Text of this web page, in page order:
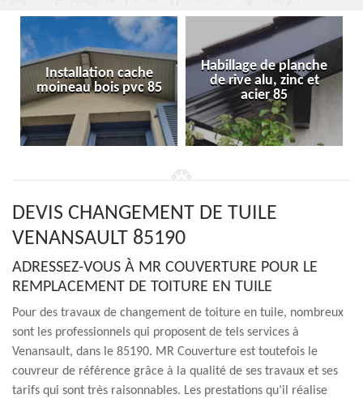
Installation cache
moineau bois pvc 85
Habillage de planche
de rive alu, zinc et
acier 85
DEVIS CHANGEMENT DE TUILE
VENANSAULT 85190
ADRESSEZ-VOUS À MR COUVERTURE POUR LE
REMPLACEMENT DE TOITURE EN TUILE
Pour des travaux de changement de toiture en tuile, nombreux
sont les professionnels qui proposent de tels services à
Venansault, dans le 85190. MR Couverture est toutefois le
couvreur de référence grâce à la qualité de ses travaux et ses
tarifs qui sont très raisonnables. Les prestations qu’il réalise